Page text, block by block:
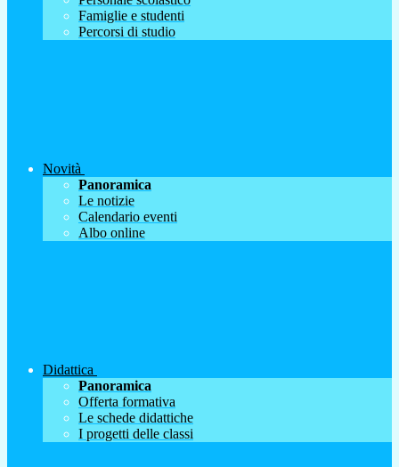
Famiglie e studenti
Percorsi di studio
Novità
Panoramica
Le notizie
Calendario eventi
Albo online
Didattica
Panoramica
Offerta formativa
Le schede didattiche
I progetti delle classi